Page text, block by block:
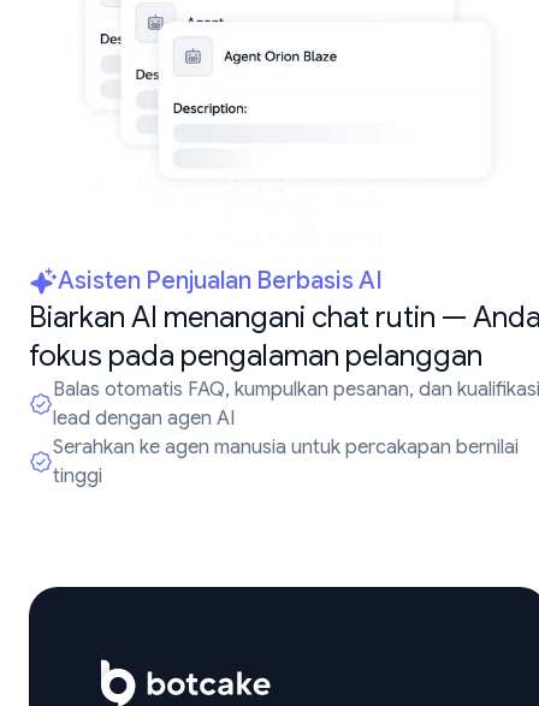
Asisten Penjualan Berbasis AI
Biarkan AI menangani chat rutin —
fokus pada pengalaman pelanggan
Balas otomatis FAQ, kumpulkan pesanan, dan kualifikasi
lead dengan agen AI
Serahkan ke agen manusia untuk percakapan bernilai
tinggi